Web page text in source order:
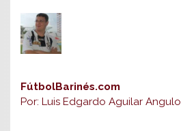
FútbolBarinés.com
Por: Luis Edgardo Aguilar Angulo